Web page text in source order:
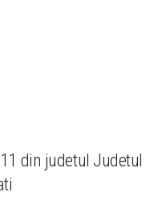
din judetul Judetul